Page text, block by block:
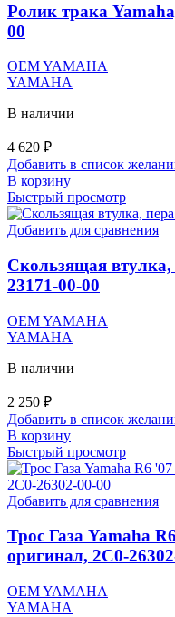
Ролик трака
00
OEM YAMAHA
YAMAHA
В наличии
4 620 ₽
Добавить в список
В корзину
Быстрый просмотр
Добавить для сравнения
Скользящая
23171-00-00
OEM YAMAHA
YAMAHA
В наличии
2 250 ₽
Добавить в список
В корзину
Быстрый просмотр
Добавить для сравнения
Трос Газа Yamaha
оригинал, 2C0-
OEM YAMAHA
YAMAHA